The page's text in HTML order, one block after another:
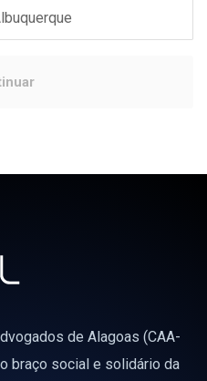
de Alagoas (CAA-
braço social e solidário da